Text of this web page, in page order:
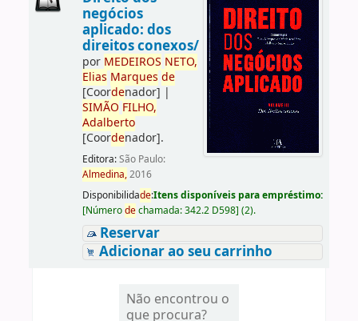
negócios
aplicado: dos
direitos conexos/
por MEDEIROS NETO,
Elias Marques de
[Coordenador] |
SIMÃO FILHO,
Adalberto
[Coordenador].
Editora:São Paulo:
Almedina,2016
Disponibilidade:Itens disponíveis para empréstimo:
[Númerodechamada:342.2 D598] (2).
Reservar
Adicionar ao seu carrinho
Não encontrou o
que procura?